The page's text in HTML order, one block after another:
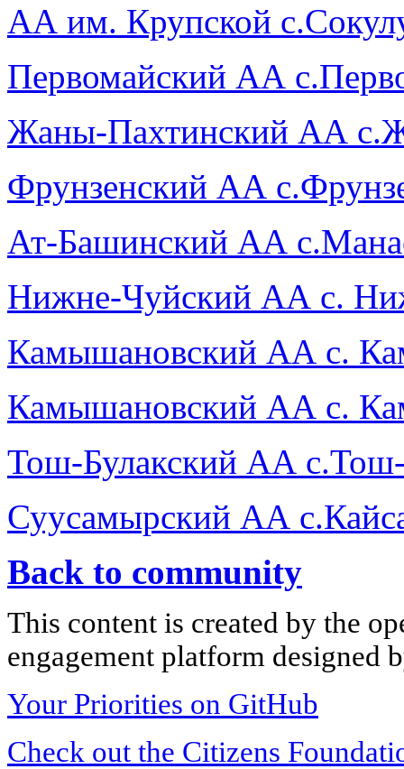
АА им. Крупской
Первомайский АА
Жаны-Пахтинский АА
Фрунзенский АА
Ат-Башинский АА
Нижне-Чуйский АА с.
Камышановский АА с.
Камышановский АА с.
Тош-Булакский АА
Суусамырский АА
Back to community
This content is created by the
engagement platform designed
Your Priorities on GitHub
Check out the Citizens